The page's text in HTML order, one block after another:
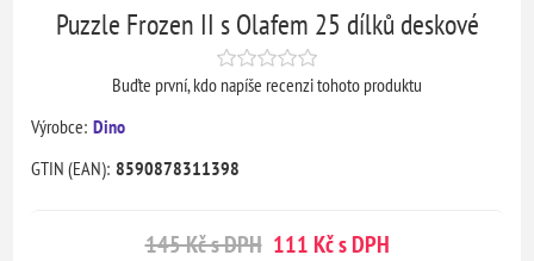
Puzzle Frozen II s Olafem 25 dílků deskové
Buďte první, kdo napíše recenzi tohoto produktu
Výrobce: Dino
GTIN (EAN): 8590878311398
145 Kč s DPH 111 Kč s DPH